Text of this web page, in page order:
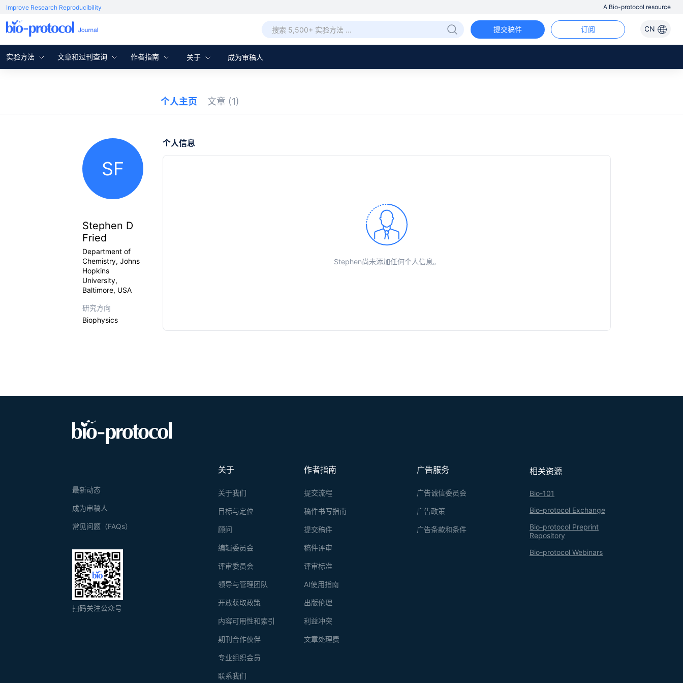
Improve Research Reproducibility A Bio-protocol resource
CN
订阅
提交稿件
实验方法 文章和过刊查询 作者指南 关于 成为审稿人
个人主页 文章 (1)
SF
Stephen D
Fried
Department of
Chemistry, Johns
Hopkins
University,
Baltimore, USA
研究方向
Biophysics
个人信息
Stephen尚未添加任何个人信息。
相关资源
Bio-101
Bio-protocol Exchange
Bio-protocol Preprint
Repository
Bio-protocol Webinars
广告服务
广告诚信委员会
广告政策
广告条款和条件
作者指南
提交流程
稿件书写指南
提交稿件
稿件评审
评审标准
AI使用指南
出版伦理
利益冲突
文章处理费
关于
关于我们
目标与定位
顾问
编辑委员会
评审委员会
领导与管理团队
开放获取政策
内容可用性和索引
期刊合作伙伴
专业组织会员
联系我们
最新动态
成为审稿人
常见问题（FAQs）
扫码关注公众号